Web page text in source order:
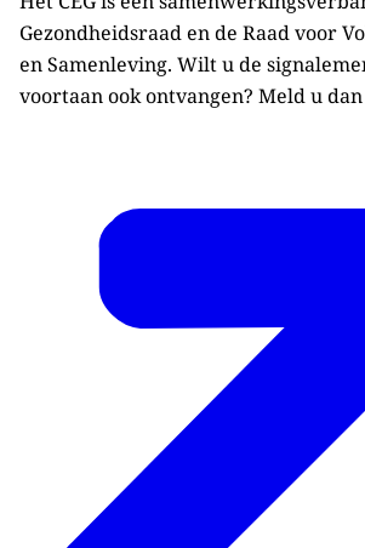
Gezondheidsraad en de Raad voor
en Samenleving. Wilt u de
voortaan ook ontvangen? Meld u